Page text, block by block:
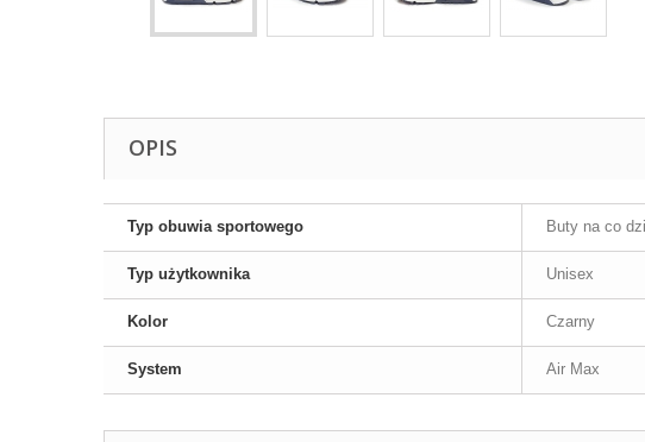
OPIS
Typ obuwia sportowego Buty na co
Typ użytkownika Unisex
Kolor Czarny
System Air Max